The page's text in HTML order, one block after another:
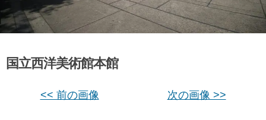
国立西洋美術館本館
<< 前の画像 次の画像 >>